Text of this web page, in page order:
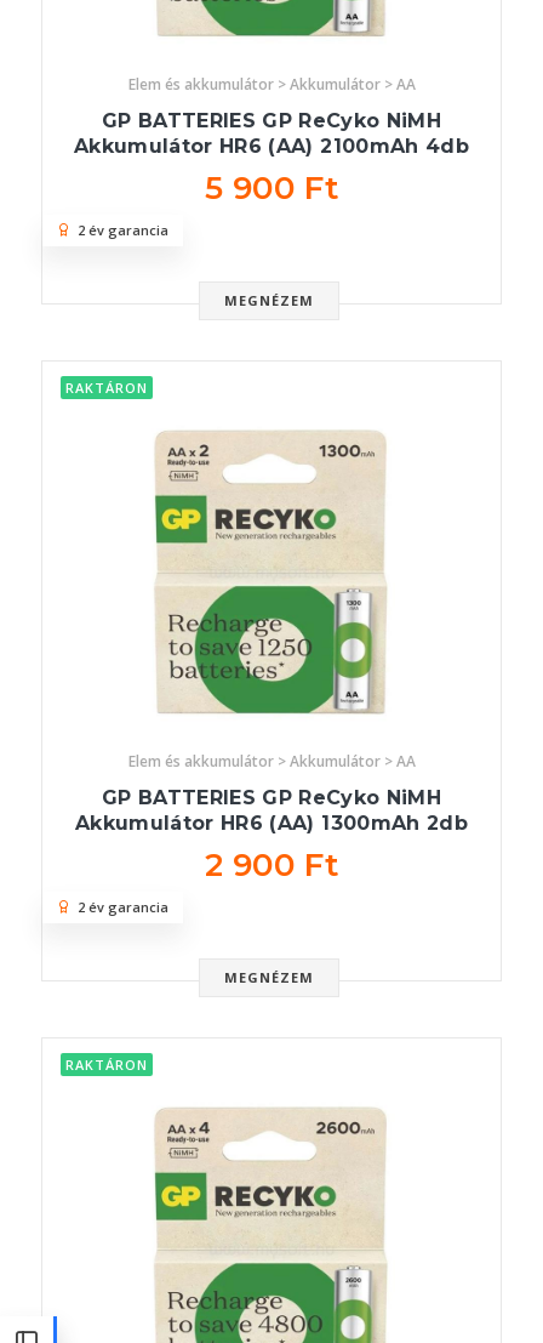
Elem és akkumulátor > Akkumulátor > AA
GP BATTERIES GP ReCyko NiMH
Akkumulátor HR6 (AA) 2100mAh 4db
5 900 Ft
MEGNÉZEM
2 év garancia
RAKTÁRON
Elem és akkumulátor > Akkumulátor > AA
GP BATTERIES GP ReCyko NiMH
Akkumulátor HR6 (AA) 1300mAh 2db
2 900 Ft
MEGNÉZEM
2 év garancia
RAKTÁRON